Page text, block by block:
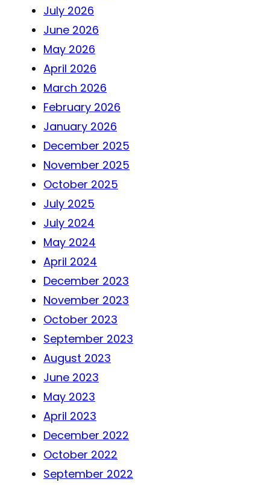
July 2026
June 2026
May 2026
April 2026
March 2026
February 2026
January 2026
December 2025
November 2025
October 2025
July 2025
July 2024
May 2024
April 2024
December 2023
November 2023
October 2023
September 2023
August 2023
June 2023
May 2023
April 2023
December 2022
October 2022
September 2022